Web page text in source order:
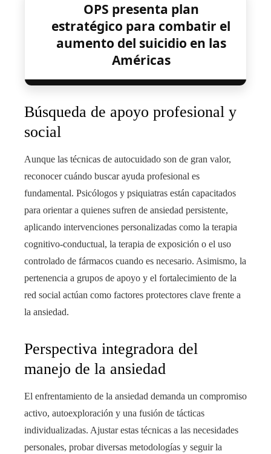
OPS presenta plan
estratégico para combatir el
aumento del suicidio en las
Américas
Búsqueda de apoyo profesional y
social
Aunque las técnicas de autocuidado son de gran valor,
reconocer cuándo buscar ayuda profesional es
fundamental. Psicólogos y psiquiatras están capacitados
para orientar a quienes sufren de ansiedad persistente,
aplicando intervenciones personalizadas como la terapia
cognitivo-conductual, la terapia de exposición o el uso
controlado de fármacos cuando es necesario. Asimismo, la
pertenencia a grupos de apoyo y el fortalecimiento de la
red social actúan como factores protectores clave frente a
la ansiedad.
Perspectiva integradora del
manejo de la ansiedad
El enfrentamiento de la ansiedad demanda un compromiso
activo, autoexploración y una fusión de tácticas
individualizadas. Ajustar estas técnicas a las necesidades
personales, probar diversas metodologías y seguir la